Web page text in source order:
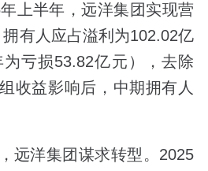
上半年，远洋集团实现营
有人应占溢利为102.02亿
亏损53.82亿元），去除
收益影响后，中期拥有人
远洋集团谋求转型。2025